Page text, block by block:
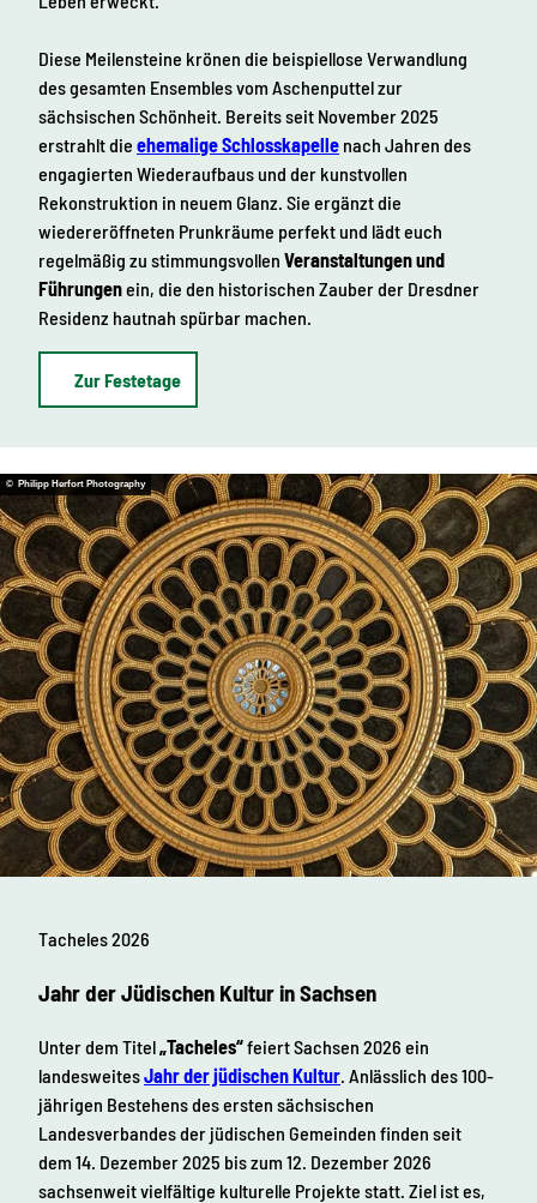
Diese Meilensteine krönen die beispiellose Verwandlung
des gesamten Ensembles vom Aschenputtel zur
sächsischen Schönheit. Bereits seit November 2025
erstrahlt die ehemalige Schlosskapelle nach Jahren des
engagierten Wiederaufbaus und der kunstvollen
Rekonstruktion in neuem Glanz. Sie ergänzt die
wiedereröffneten Prunkräume perfekt und lädt euch
regelmäßig zu stimmungsvollen Veranstaltungen und
Führungenein, die den historischen Zauber der Dresdner
Residenz hautnah spürbar machen.
Zur Festetage
Tacheles 2026
Jahr der Jüdischen Kultur in Sachsen
Unter dem Titel„Tacheles“feiert Sachsen 2026 ein
landesweitesJahr der jüdischen Kultur . Anlässlich des 100-
jährigen Bestehens des ersten sächsischen
Landesverbandes der jüdischen Gemeinden finden seit
dem 14. Dezember 2025 bis zum 12. Dezember 2026
sachsenweit vielfältige kulturelle Projekte statt. Ziel ist es,
© Philipp Herfort Photography